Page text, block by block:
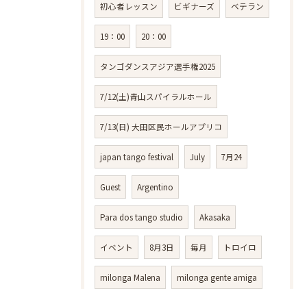
初心者レッスン ビギナーズ ベテラン
19：00 20：00
タンゴダンスアジア選手権2025
7/12(土)青山スパイラルホール
7/13(日) 大田区民ホールアプリコ
japan tango festival July 7月24
Guest Argentino
Para dos tango studio Akasaka
イベント 8月3日 毎月 トロイロ
milonga Malena milonga gente amiga